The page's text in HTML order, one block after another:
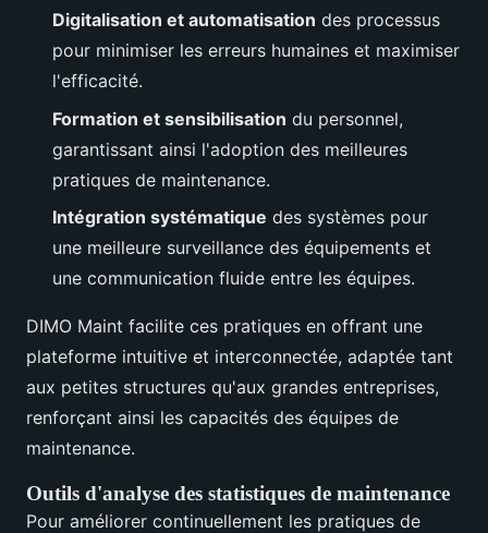
Digitalisation et automatisation des processus
pour minimiser les erreurs humaines et maximiser
l'efficacité.
Formation et sensibilisation du personnel,
garantissant ainsi l'adoption des meilleures
pratiques de maintenance.
Intégration systématique des systèmes pour
une meilleure surveillance des équipements et
une communication fluide entre les équipes.
DIMO Maint facilite ces pratiques en offrant une
plateforme intuitive et interconnectée, adaptée tant
aux petites structures qu'aux grandes entreprises,
renforçant ainsi les capacités des équipes de
maintenance.
Outils d'analyse des statistiques de maintenance
Pour améliorer continuellement les pratiques de